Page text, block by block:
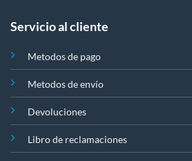
Servicio al cliente
Metodos de pago
Metodos de envío
Devoluciones
Libro de reclamaciones